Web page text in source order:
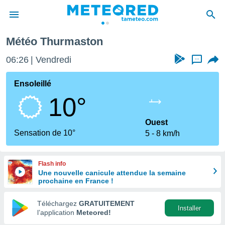
de
en
Météo Thurmaston
06:26 Vendredi ...
Ensoleillé
10°
Sensation de 10°
Ouest
5
8 km/h
Flash info
Une nouvelle canicule attendue la semaine
prochaine en France !
Téléchargez GRATUITEMENT
l’application Meteored!
Installer